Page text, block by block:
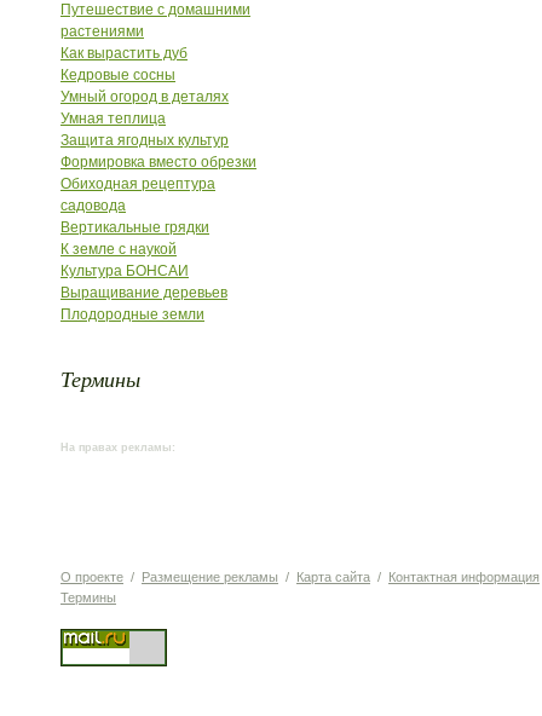
Путешествие с домашними
растениями
Как вырастить дуб
Кедровые сосны
Умный огород в деталях
Умная теплица
Защита ягодных культур
Формировка вместо обрезки
Обиходная рецептура
садовода
Вертикальные грядки
К земле с наукой
Культура БОНСАИ
Выращивание деревьев
Плодородные земли
Термины
На правах рекламы:
О проекте / Размещение рекламы / Карта сайта / Контактная информация
Термины